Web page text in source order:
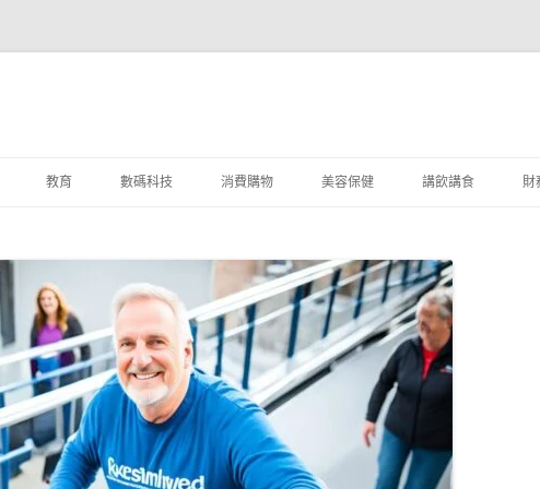
教育 數碼科技 消費購物 美容保健 講飲講食 財